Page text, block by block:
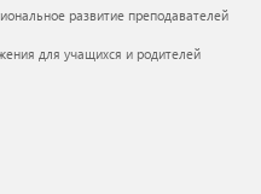
развитие преподавателей
для учащихся и родителей